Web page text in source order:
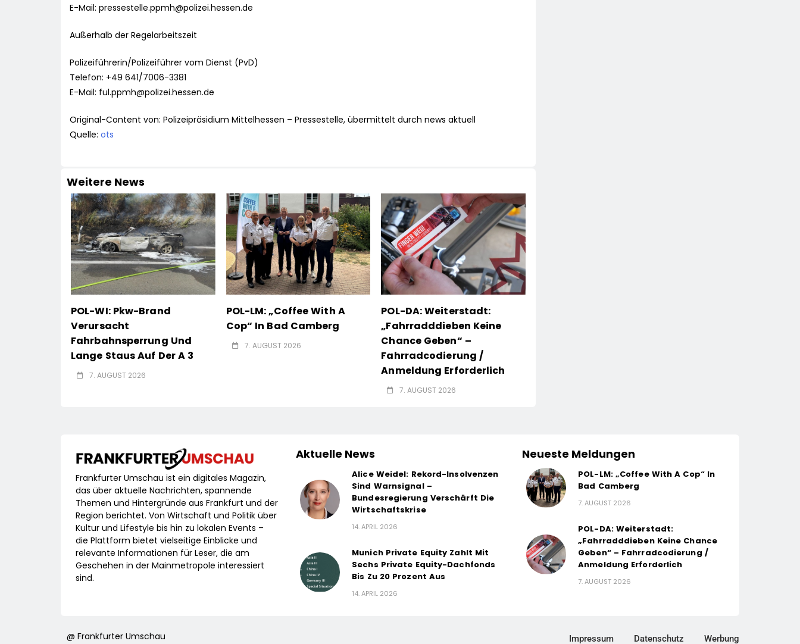
E-Mail: pressestelle.ppmh@polizei.hessen.de
Außerhalb der Regelarbeitszeit
Polizeiführerin/Polizeiführer vom Dienst (PvD)
Telefon: +49 641/7006-3381
E-Mail: ful.ppmh@polizei.hessen.de
Original-Content von: Polizeipräsidium Mittelhessen – Pressestelle, übermittelt durch news aktuell
Quelle: ots
Weitere News
POL-WI: Pkw-Brand
Verursacht
Fahrbahnsperrung Und
Lange Staus Auf Der A 3
7. AUGUST 2026
POL-LM: „Coffee With A
Cop“ In Bad Camberg
7. AUGUST 2026
POL-DA: Weiterstadt:
„Fahrradddieben Keine
Chance Geben“ –
Fahrradcodierung /
Anmeldung Erforderlich
7. AUGUST 2026
Frankfurter Umschau ist ein digitales Magazin,
das über aktuelle Nachrichten, spannende
Themen und Hintergründe aus Frankfurt und der
Region berichtet. Von Wirtschaft und Politik über
Kultur und Lifestyle bis hin zu lokalen Events –
die Plattform bietet vielseitige Einblicke und
relevante Informationen für Leser, die am
Geschehen in der Mainmetropole interessiert
sind.
Aktuelle News
Alice Weidel: Rekord-Insolvenzen
Sind Warnsignal –
Bundesregierung Verschärft Die
Wirtschaftskrise
14. APRIL 2026
Munich Private Equity Zahlt Mit
Sechs Private Equity-Dachfonds
Bis Zu 20 Prozent Aus
14. APRIL 2026
Neueste Meldungen
POL-LM: „Coffee With A Cop“ In
Bad Camberg
7. AUGUST 2026
POL-DA: Weiterstadt:
„Fahrradddieben Keine Chance
Geben“ – Fahrradcodierung /
Anmeldung Erforderlich
7. AUGUST 2026
@ Frankfurter Umschau Impressum Datenschutz Werbung